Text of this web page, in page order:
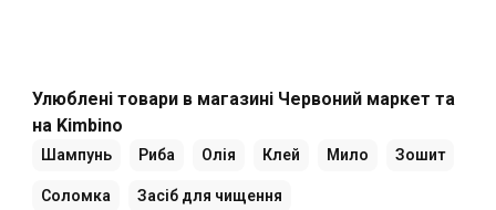
Улюблені товари в магазині Червоний маркет та
на Kimbino
Шампунь Риба Олія Клей Мило Зошит
Соломка Засіб для чищення